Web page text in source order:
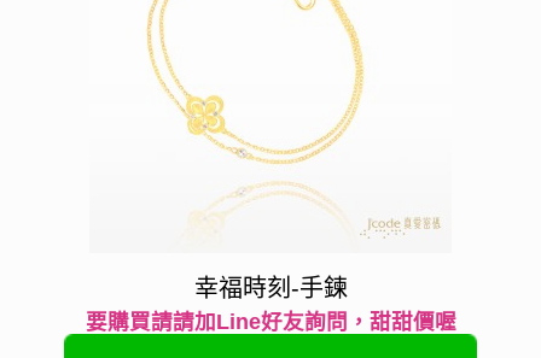
幸福時刻-手鍊
要購買請請加Line好友詢問，甜甜價喔